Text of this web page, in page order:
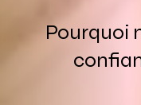
Pourquoi